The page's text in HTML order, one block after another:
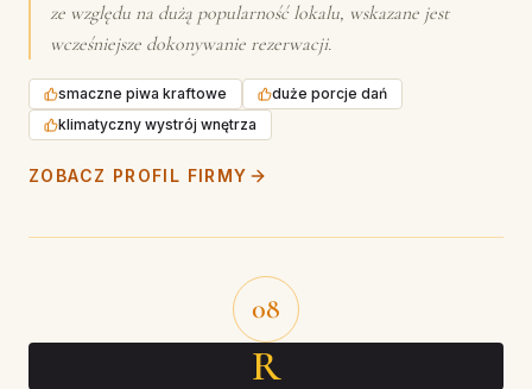
ze względu na dużą popularność lokalu, wskazane jest
wcześniejsze dokonywanie rezerwacji.
smaczne piwa kraftowe
duże porcje dań
klimatyczny wystrój wnętrza
ZOBACZ PROFIL FIRMY
08
R